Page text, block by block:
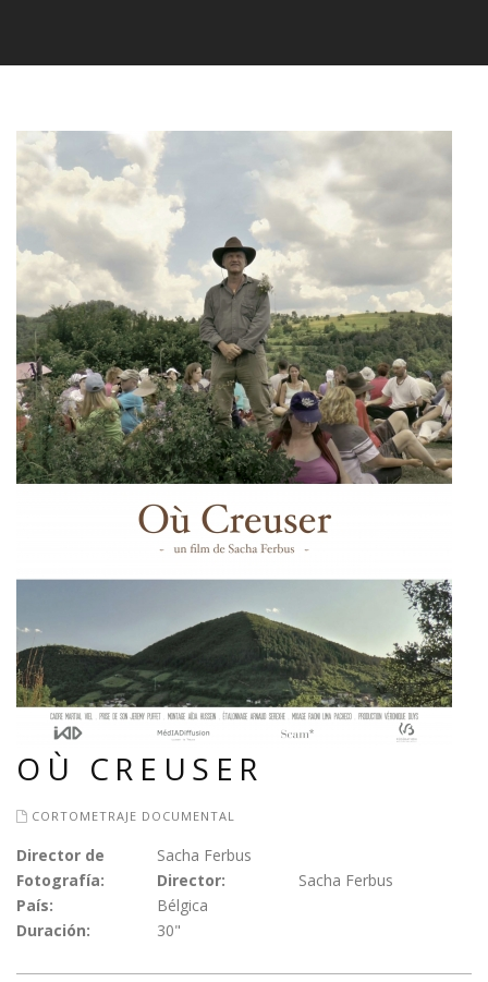
OÙ CREUSER
CORTOMETRAJE DOCUMENTAL
Director de
Fotografía:
Sacha Ferbus
Director:
Sacha Ferbus
País:
Bélgica
Duración:
30"